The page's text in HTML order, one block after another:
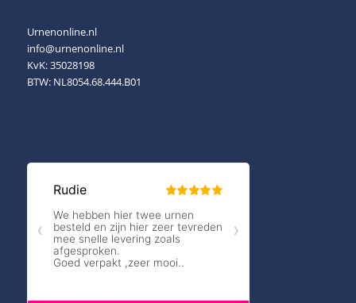
Urnenonline.nl
info@urnenonline.nl
KvK: 35028198
BTW: NL8054.68.444.B01